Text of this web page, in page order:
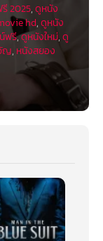
2025,ดูหนัง
hd,ดูหนัง
ฟรี,ดูหนังใหม่,ดู
ญ, หนังสยอง